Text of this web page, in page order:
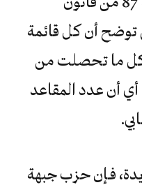
توضح أن كل قائمة
ما تحصلت من
أي أن عدد المقاعد
فـإن حزب جبهة